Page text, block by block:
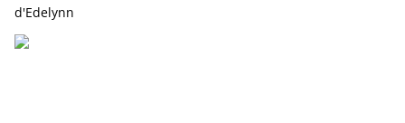
d'Edelynn